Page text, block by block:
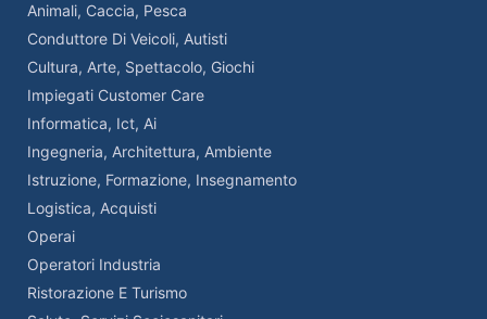
Animali, Caccia, Pesca
Conduttore Di Veicoli, Autisti
Cultura, Arte, Spettacolo, Giochi
Impiegati Customer Care
Informatica, Ict, Ai
Ingegneria, Architettura, Ambiente
Istruzione, Formazione, Insegnamento
Logistica, Acquisti
Operai
Operatori Industria
Ristorazione E Turismo